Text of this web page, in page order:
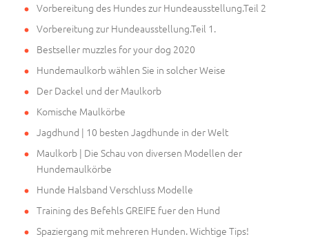
Vorbereitung des Hundes zur Hundeausstellung.Teil 2
Vorbereitung zur Hundeausstellung.Teil 1.
Bestseller muzzles for your dog 2020
Hundemaulkorb wählen Sie in solcher Weise
Der Dackel und der Maulkorb
Komische Maulkörbe
Jagdhund | 10 besten Jagdhunde in der Welt
Maulkorb | Die Schau von diversen Modellen der
Hundemaulkörbe
Hunde Halsband Verschluss Modelle
Training des Befehls GREIFE fuer den Hund
Spaziergang mit mehreren Hunden. Wichtige Tips!